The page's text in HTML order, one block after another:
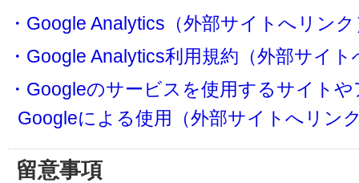
・Google Analytics（外部サイトへリンク
・Google Analytics利用規約（外部サイ
・Googleのサービスを使用するサイト
Googleによる使用（外部サイトへリン
留意事項